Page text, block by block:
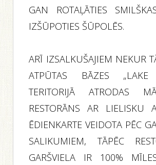
GAN ROTAĻĀTIES
IZŠŪPOTIES ŠŪPOLĒS.
ARĪ IZSALKUŠAJIEM NEKUR
ATPŪTAS BĀZES
TERITORIJĀ ATRODAS
RESTORĀNS AR LIELISKU
ĒDIENKARTE VEIDOTA PĒC
SALIKUMIEM, TĀPĒC
GARŠVIELA IR 100%